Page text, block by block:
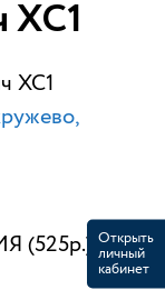
ХС1
ХС1
(525р.) Открыть
личный
кабинет